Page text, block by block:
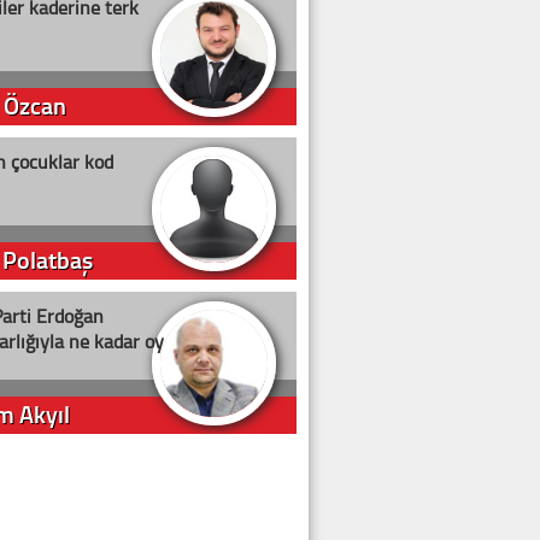
kaderine terk
çocuklar kod
Erdoğan
ne kadar oy
Akyıl